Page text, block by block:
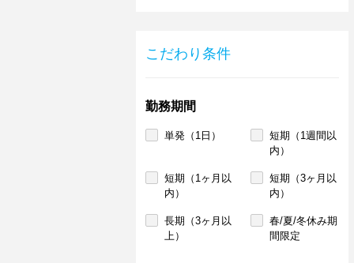
こだわり条件
勤務期間
単発（1日）
短期（1週間以
内）
短期（1ヶ月以
内）
短期（3ヶ月以
内）
長期（3ヶ月以
上）
春/夏/冬休み期
間限定